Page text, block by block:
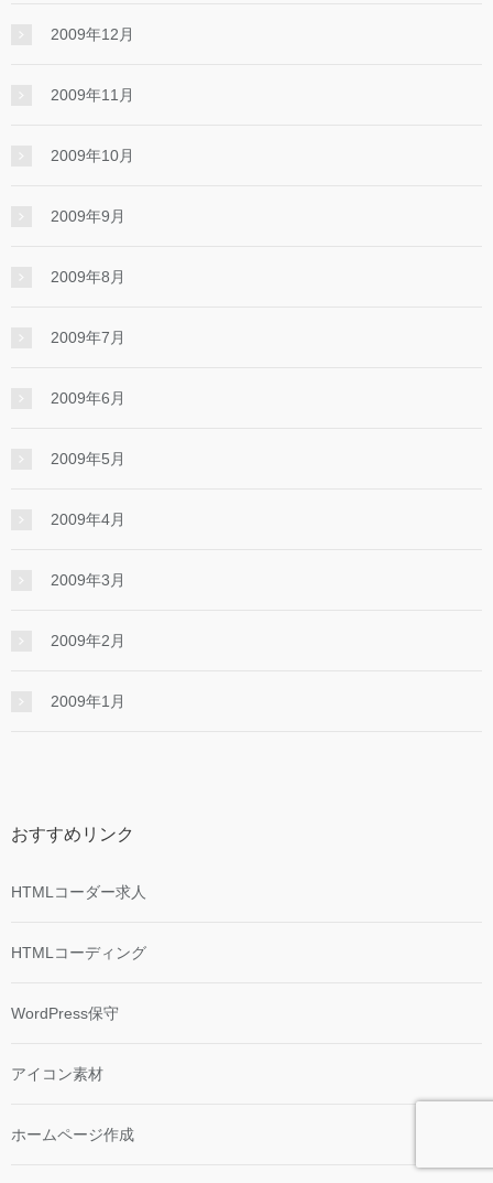
2009年12月
2009年11月
2009年10月
2009年9月
2009年8月
2009年7月
2009年6月
2009年5月
2009年4月
2009年3月
2009年2月
2009年1月
おすすめリンク
HTMLコーダー求人
HTMLコーディング
WordPress保守
アイコン素材
ホームページ作成